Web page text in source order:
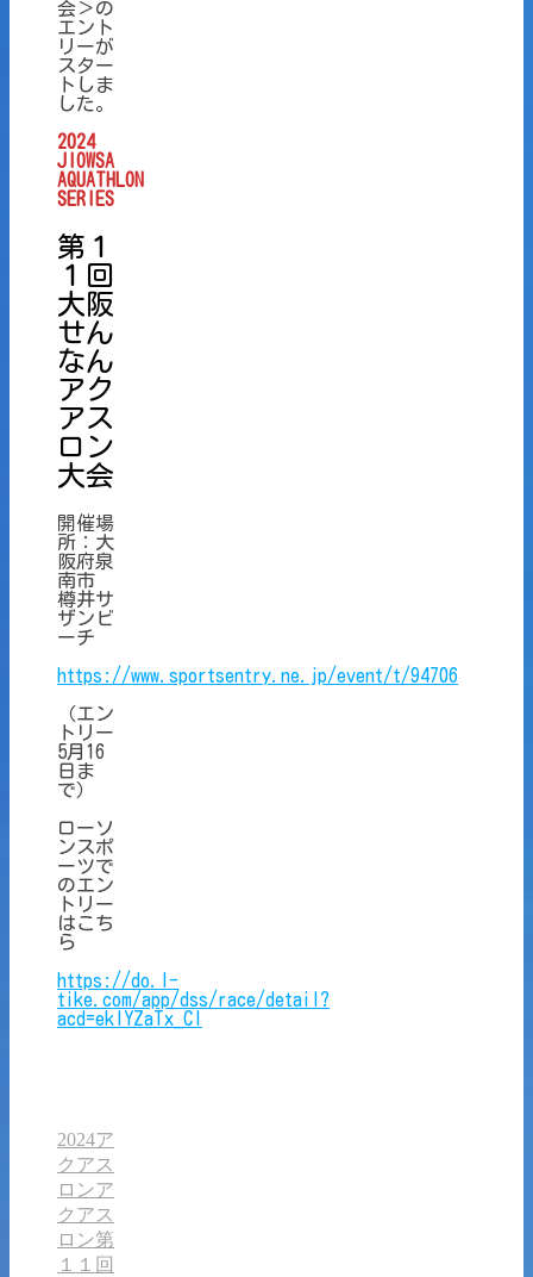
会＞の
エント
リーが
スター
トしま
した。
2024
JIOWSA
AQUATHLON
SERIES
第１
１回
大阪
せん
なん
アク
アス
ロン
大会
開催場
所：大
阪府泉
南市
樽井サ
ザンビ
ーチ
https://www.sportsentry.ne.jp/event/t/94706
（エン
トリー
5月16
日ま
で）
ローソ
ンスポ
ーツで
のエン
トリー
はこち
ら
https://do.l-
tike.com/app/dss/race/detail?
acd=eklYZaTx_CI
2024ア
クアス
ロンア
クアス
ロン第
１１回